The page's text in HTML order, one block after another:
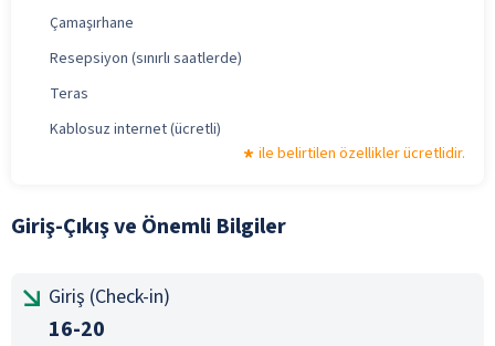
Çamaşırhane
Resepsiyon (sınırlı saatlerde)
Teras
Kablosuz internet (ücretli)
ile belirtilen özellikler ücretlidir.
Giriş-Çıkış ve Önemli Bilgiler
Giriş (Check-in)
16-20